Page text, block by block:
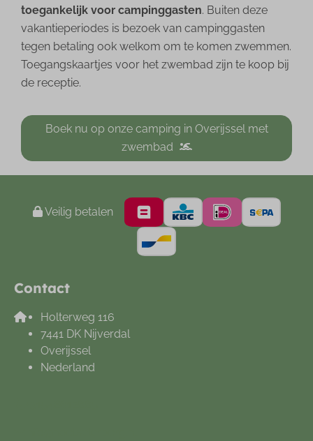
toegankelijk voor campinggasten. Buiten deze
vakantieperiodes is bezoek van campinggasten
tegen betaling ook welkom om te komen zwemmen.
Toegangskaartjes voor het zwembad zijn te koop bij
de receptie.
Boek nu op onze camping in Overijssel met
zwembad
Veilig betalen
Contact
Holterweg 116
7441 DK Nijverdal
Overijssel
Nederland